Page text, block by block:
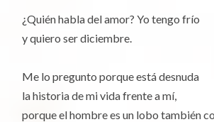
O
¿Quién habla del amor? Yo tengo frío
y quiero ser diciembre.
Me lo pregunto porque está desnuda
la historia de mi vida frente a mí,
porque el hombre es un lobo también